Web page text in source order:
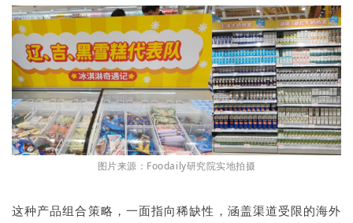
图片来源：Foodaily研究院实地拍摄
这种产品组合策略，一面指向稀缺性，涵盖渠道受限的海外